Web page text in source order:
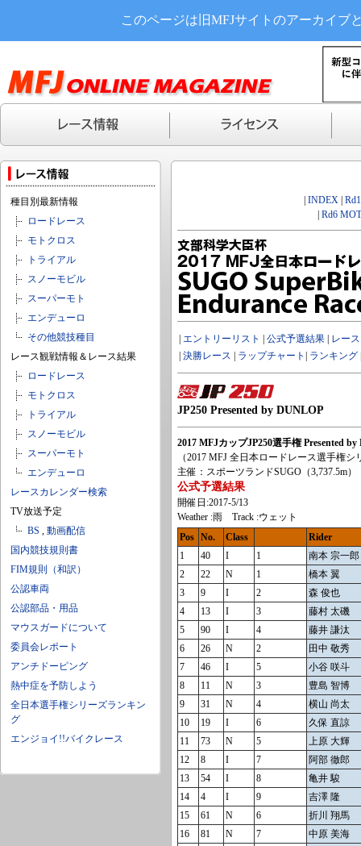
このページは旧MFJサイトのアーカイブ
種目別最新情報
ロードレース
モトクロス
トライアル
スノーモビル
スーパーモト
エンデューロ
その他競技種目
レース観戦情報＆レース結果
ロードレース
モトクロス
トライアル
スノーモビル
スーパーモト
エンデューロ
レースカレンダー検索
TV放送予定
BS , 動画配信
国内競技規則書
FIM規則（和訳）
公認車両
公認部品・用品
マウスガードについて
委員会レポート
アンチドーピング
熱中症を予防しよう
全日本選手権シリーズランキン
グ
エンジョイ!!バイクレース
INDEX
Rd6
エントリーリスト 公式予選結果
レー
決勝レース ラップチャート ランキング
JP250 Presented by DUNLOP
2017 MFJカップJP250選手権 Presented
（2017 MFJ 全日本ロードレース選手権
主催：スポーツランドSUGO（3,737.5m）
公式予選結果
開催日:2017-5/13
Weather :雨 Track :ウェット
Pos No. Class
Rider
1
40 I 1
南本 宗一郎
2
22 N 1
橋本 翼
3
9 I 2
森 俊也
4
13 I 3
藤村 太磯
5
90 I 4
藤井 謙汰
6
26 N 2
田中 敬秀
7
46 I 5
小谷 咲斗
8
11 N 3
豊島 智博
9
31 N 4
横山 尚太
10
19 I 6
久保 直諒
11
73 N 5
上原 大輝
12
8 I 7
阿部 徹郎
13
54 I 8
亀井 駿
14
4 I 9
吉澤 隆
15
61 N 6
折川 翔馬
16
81 N 7
中原 美海